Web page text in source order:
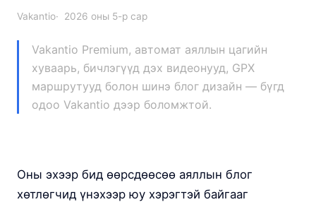
Vakantio 2026 оны 5-р сар
Vakantio Premium, автомат аяллын цагийн
хуваарь, бичлэгүүд дэх видеонууд, GPX
маршрутууд болон шинэ блог дизайн — бүгд
одоо Vakantio дээр боломжтой.
Оны эхээр бид өөрсдөөсөө аяллын блог
хөтлөгчид үнэхээр юу хэрэгтэй байгааг